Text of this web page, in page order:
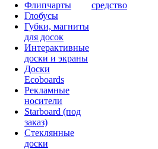
Флипчарты
Глобусы
Губки, магниты
для досок
Интерактивные
доски и экраны
Доски
Ecoboards
Рекламные
носители
Starboard (под
заказ)
Стеклянные
доски
средство